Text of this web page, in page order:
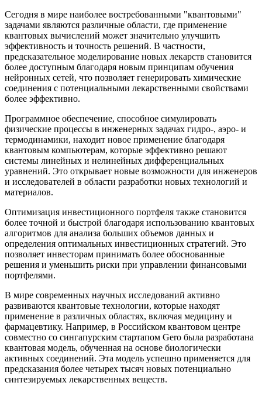
Сегодня в мире наиболее востребованными "квантовыми"
задачами являются различные области, где применение
квантовых вычислений может значительно улучшить
эффективность и точность решений. В частности,
предсказательное моделирование новых лекарств становится
более доступным благодаря новым принципам обучения
нейронных сетей, что позволяет генерировать химические
соединения с потенциальными лекарственными свойствами
более эффективно.
Программное обеспечение, способное симулировать
физические процессы в инженерных задачах гидро-, аэро- и
термодинамики, находит новое применение благодаря
квантовым компьютерам, которые эффективно решают
системы линейных и нелинейных дифференциальных
уравнений. Это открывает новые возможности для инженеров
и исследователей в области разработки новых технологий и
материалов.
Оптимизация инвестиционного портфеля также становится
более точной и быстрой благодаря использованию квантовых
алгоритмов для анализа больших объемов данных и
определения оптимальных инвестиционных стратегий. Это
позволяет инвесторам принимать более обоснованные
решения и уменьшить риски при управлении финансовыми
портфелями.
В мире современных научных исследований активно
развиваются квантовые технологии, которые находят
применение в различных областях, включая медицину и
фармацевтику. Например, в Российском квантовом центре
совместно со сингапурским стартапом Gero была разработана
квантовая модель, обученная на основе биологически
активных соединений. Эта модель успешно применяется для
предсказания более четырех тысяч новых потенциально
синтезируемых лекарственных веществ.